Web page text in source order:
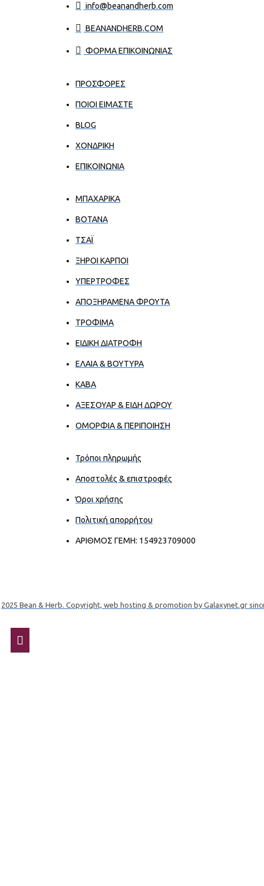
info@beanandherb.com
BEANANDHERB.COM
ΦΟΡΜΑ ΕΠΙΚΟΙΝΩΝΙΑΣ
ΠΡΟΣΦΟΡΕΣ
ΠΟΙΟΙ ΕΊΜΑΣΤΕ
BLOG
ΧΟΝΔΡΙΚΉ
ΕΠΙΚΟΙΝΩΝΊΑ
ΜΠΑΧΑΡΙΚΑ
ΒΟΤΑΝΑ
ΤΣΑΪ
ΞΗΡΟΙ ΚΑΡΠΟΙ
ΥΠΕΡΤΡΟΦΕΣ
ΑΠΟΞΗΡΑΜΕΝΑ ΦΡΟΥΤΑ
ΤΡΟΦΙΜΑ
ΕΙΔΙΚΗ ΔΙΑΤΡΟΦΗ
ΕΛΑΙΑ & ΒΟΥΤΥΡΑ
ΚΑΒΑ
ΑΞΕΣΟΥΑΡ & ΕΙΔΗ ΔΩΡΟΥ
ΟΜΟΡΦΙΑ & ΠΕΡΙΠΟΙΗΣΗ
Τρόποι πληρωμής
Αποστολές & επιστροφές
Όροι χρήσης
Πολιτική απορρήτου
ΑΡΙΘΜΟΣ ΓΕΜΗ: 154923709000
2025 Bean & Herb. Copyright, web hosting & promotion by Galaxynet.gr